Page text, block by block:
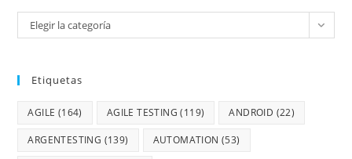
Elegir la categoría
Etiquetas
AGILE (164) AGILE TESTING (119) ANDROID (22)
ARGENTESTING (139) AUTOMATION (53)